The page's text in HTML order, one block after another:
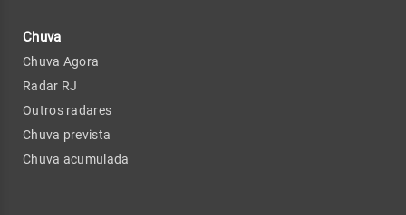
Chuva
Chuva Agora
Radar RJ
Outros radares
Chuva prevista
Chuva acumulada